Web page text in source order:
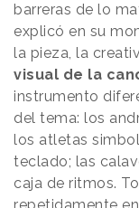
barreras de lo
explicó en su
la pieza, la
visual de la
instrumento
del tema: los
los atletas
teclado; las
caja de ritmos.